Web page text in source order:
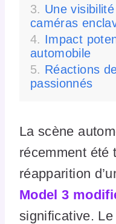
Une
caméras
Impact
automobile
Réactions
passionnés
La scène
récemment été
réapparition
Model 3
significative.